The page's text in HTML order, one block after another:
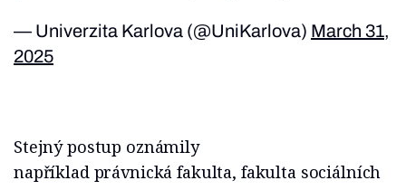
— Univerzita Karlova (@UniKarlova) March 31,
2025
Stejný postup oznámily
například právnická fakulta, fakulta sociálních